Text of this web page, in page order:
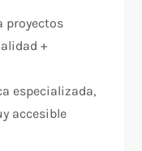
proyectos
+
especializada,
accesible